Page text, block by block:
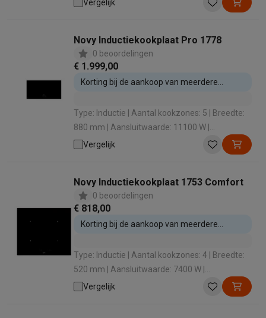
Vergelijk
Novy Inductiekookplaat Pro 1778
0 beoordelingen
€ 1.999,00
Korting bij de aankoop van meerdere
Type: Inductie | Aantal kookzones: 5 | Breedte:
880 mm | Aansluitwaarde: 11100 W |
Boosterfunctie: Nee
Vergelijk
Novy Inductiekookplaat 1753 Comfort
0 beoordelingen
€ 818,00
Korting bij de aankoop van meerdere
Type: Inductie | Aantal kookzones: 4 | Breedte:
520 mm | Aansluitwaarde: 7400 W |
Boosterfunctie: Nee
Vergelijk